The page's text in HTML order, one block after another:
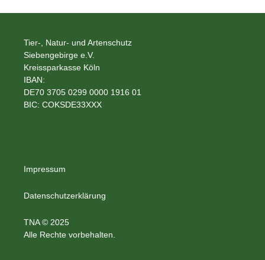
Tier-, Natur- und Artenschutz
Siebengebirge e.V.
Kreissparkasse Köln
IBAN:
DE70 3705 0299 0000 1916 01
BIC: COKSDE33XXX
Impressum
Datenschutzerklärung
TNA © 2025
Alle Rechte vorbehalten.